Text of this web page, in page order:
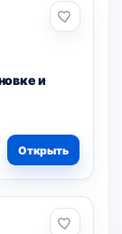
и
Открыть